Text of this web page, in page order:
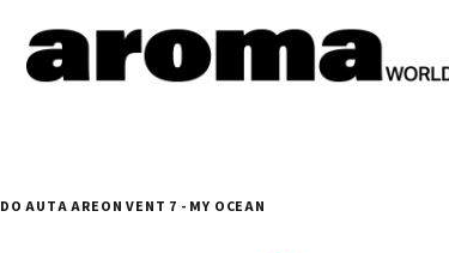
AUTA AREON VENT 7 - MY OCEAN